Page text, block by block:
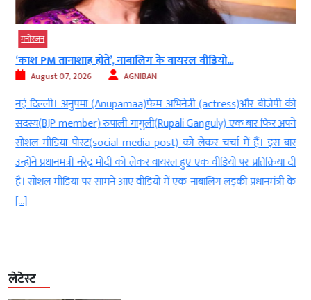
मनोरंजन
‘काश PM तानाशाह होते’, नाबालिग के वायरल वीडियो...
August 07, 2026 AGNIBAN
नई दिल्ली। अनुपमा (Anupamaa)फेम अभिनेत्री (actress)और बीजेपी की
सदस्य(BJP member) रुपाली गांगुली(Rupali Ganguly) एक बार फिर अपने
सोशल मीडिया पोस्ट(social media post) को लेकर चर्चा में हैं। इस बार
उन्होंने प्रधानमंत्री नरेंद्र मोदी को लेकर वायरल हुए एक वीडियो पर प्रतिक्रिया दी
है। सोशल मीडिया पर सामने आए वीडियो में एक नाबालिग लड़की प्रधानमंत्री के
[…]
लेटेस्ट